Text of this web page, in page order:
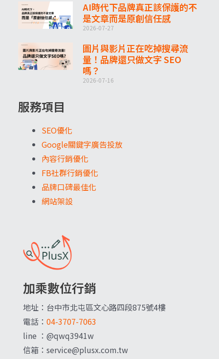
加乘數位行銷
地址：台中市北屯區文心路四段875號4樓
電話： 04-3707-7063
line ：@qwq3941w
信箱：service@plusx.com.tw
服務項目
SEO優化
Google關鍵字廣告投放
內容行銷優化
FB社群行銷優化
品牌口碑最佳化
網站架設
AI時代下品牌真正該保護的不
是文章而是原創信任感
2026-07-27
圖片與影片正在吃掉搜尋流
量！品牌還只做文字 SEO
嗎？
2026-07-16